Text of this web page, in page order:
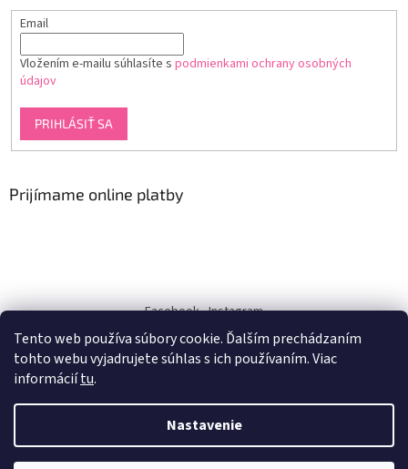
Tento web používa súbory cookie. Ďalším prechádzaním
tohto webu vyjadrujete súhlas s ich používaním. Viac
informáciítu.
Nastavenie
Email
Vložením e-mailu súhlasíte s podmienkami ochrany osobných
údajov
PRIHLÁSIŤ SA
Prijímame online platby
Facebook Instagram
dukra-white
Vytvoril Shoptet